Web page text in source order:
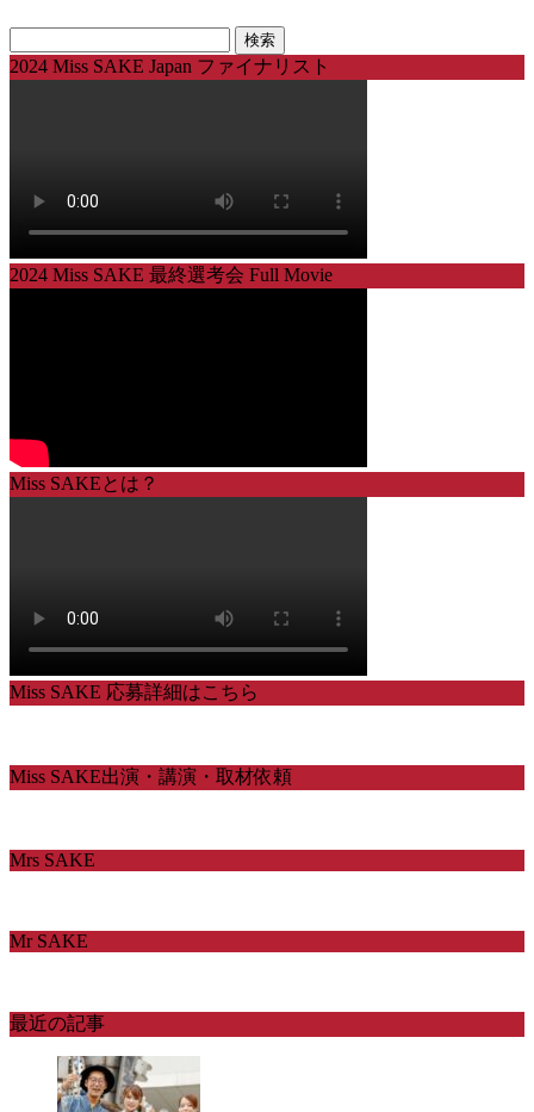
索:
2024 Miss SAKE Japan ファイナリスト
2024 Miss SAKE 最終選考会 Full Movie
Miss SAKEとは？
Miss SAKE 応募詳細はこちら
Miss SAKE出演・講演・取材依頼
Mrs SAKE
Mr SAKE
最近の記事